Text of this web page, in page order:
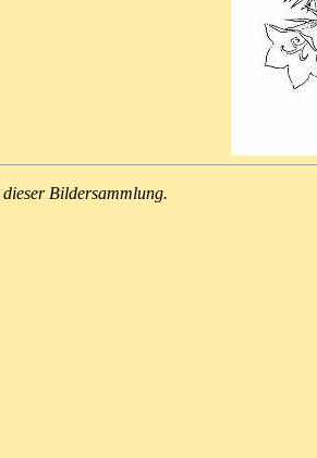
dieser Bildersammlung.